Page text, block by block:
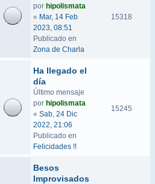
por hipolismata
« Mar, 14 Feb
2023, 08:51
Publicado en
Zona de Charla
15318
Ha llegado el
día
Último mensaje
por hipolismata
« Sab, 24 Dic
2022, 21:06
Publicado en
Felicidades !!
15245
Besos
Improvisados